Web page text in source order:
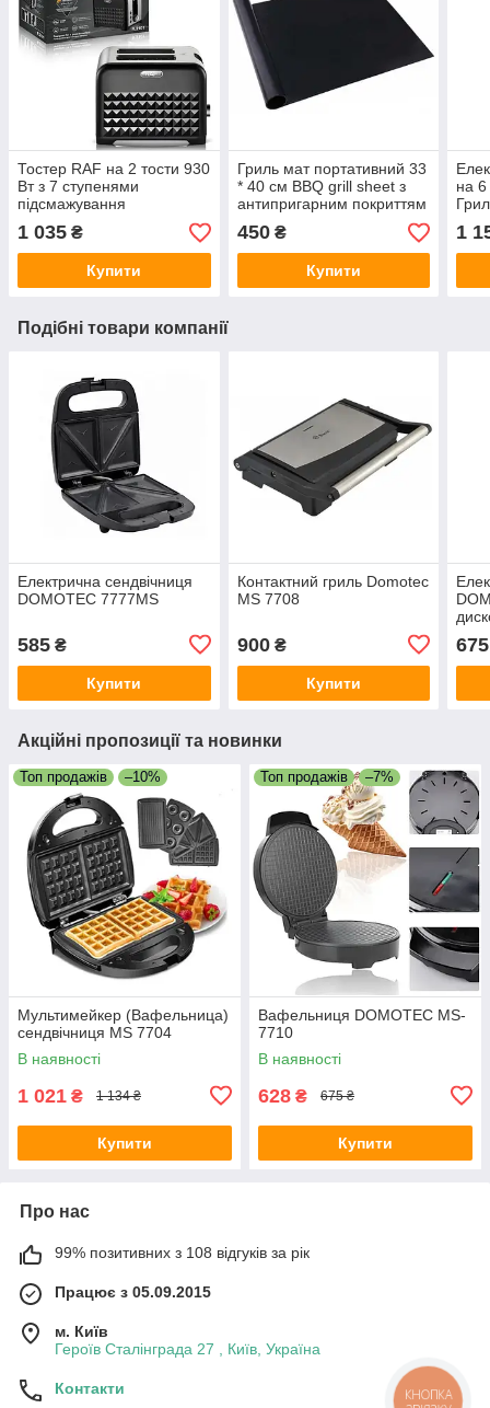
Тостер RAF на 2 тости 930
Вт з 7 ступенями
підсмажування
1 035 ₴
Купити
Гриль мат портативний 33
* 40 см BBQ grill sheet з
антипригарним покриттям
450₴
Купити
на
для
1
Подібні товари компанії
Електрична сендвічниця
DOMOTEC 7777MS
585 ₴
Купити
Контактний гриль Domotec
MS 7708
900₴
Купити
675
Акційні пропозиції та новинки
Топ продажів –10%
Мультимейкер (Вафельница)
сендвічниця MS 7704
В наявності
1 021 ₴ 1 134 ₴
Купити
Топ продажів –7%
Вафельниця DOMOTEC MS-
7710
В наявності
628 ₴ 675 ₴
Купити
Про нас
99% позитивних з 108 відгуків за рік
Працює з 05.09.2015
м. Київ
Героїв Сталінграда 27 , Київ, Україна
Контакти
КНОПКА